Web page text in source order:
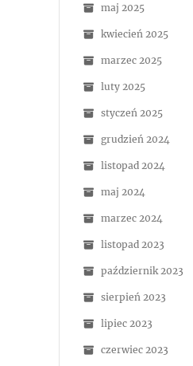
maj 2025
kwiecień 2025
marzec 2025
luty 2025
styczeń 2025
grudzień 2024
listopad 2024
maj 2024
marzec 2024
listopad 2023
październik 2023
sierpień 2023
lipiec 2023
czerwiec 2023